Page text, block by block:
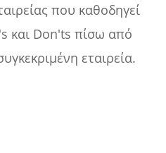
που καθοδηγεί
και Don'ts πίσω από
εταιρεία.